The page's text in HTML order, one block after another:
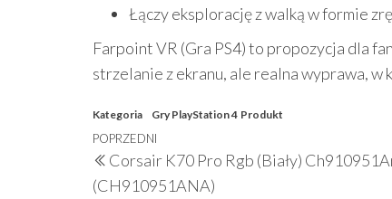
Łączy eksplorację z walką w formie
Farpoint VR (Gra PS4) to propozycja dla
strzelanie z ekranu, ale realna wyprawa,
Kategoria Gry PlayStation 4 Produkt
Nawigacja
wpisu
Poprzedni
wpis
POPRZEDNI
Corsair K70 Pro Rgb (Biały)
(CH910951ANA)